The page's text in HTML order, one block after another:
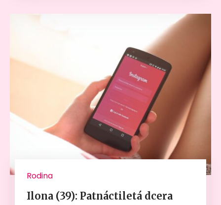
Rodina
Ilona (39): Patnáctiletá dcera